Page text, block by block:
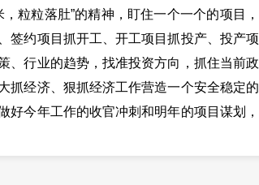
粒粒落肚”的精神，盯住一个一个的项目，
签约项目抓开工、开工项目抓投产、投产项
、行业的趋势，找准投资方向，抓住当前政
抓经济、狠抓经济工作营造一个安全稳定的
今年工作的收官冲刺和明年的项目谋划，
习主题作发言。